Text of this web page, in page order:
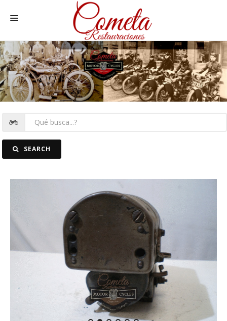
HOME
MOTOS NACIONALES Y OTRAS
REC. MOTOS
FOTOSSEARCH